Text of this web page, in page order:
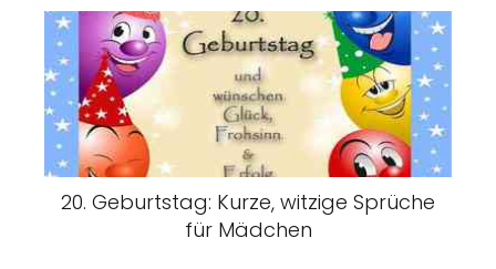
20. Geburtstag: Kurze, witzige Sprüche
für Mädchen